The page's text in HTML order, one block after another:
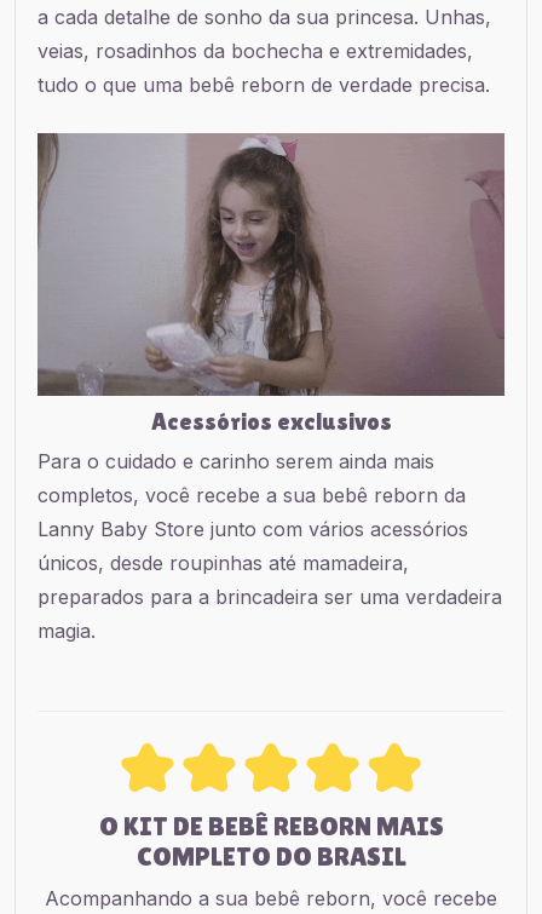
a cada detalhe de sonho da sua princesa. Unhas,
veias, rosadinhos da bochecha e extremidades,
tudo o que uma bebê reborn de verdade precisa.
Acessórios exclusivos
Para o cuidado e carinho serem ainda mais
completos, você recebe a sua bebê reborn da
Lanny Baby Store junto com vários acessórios
únicos, desde roupinhas até mamadeira,
preparados para a brincadeira ser uma verdadeira
magia.
O KIT DE BEBÊ REBORN MAIS
COMPLETO DO BRASIL
Acompanhando a sua bebê reborn, você recebe